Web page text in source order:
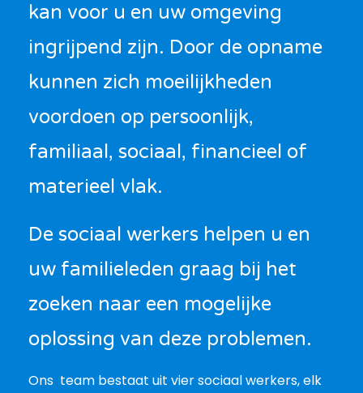
kan voor u en uw omgeving
ingrijpend zijn. Door de opname
kunnen zich moeilijkheden
voordoen op persoonlijk,
familiaal, sociaal, financieel of
materieel vlak.
De sociaal werkers helpen u en
uw familieleden graag bij het
zoeken naar een mogelijke
oplossing van deze problemen.
Ons team bestaat uit vier sociaal werkers, elk